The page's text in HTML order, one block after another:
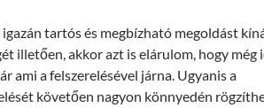
igazán tartós és megbízható megoldást
illetően, akkor azt is elárulom, hogy még
ami a felszerelésével járna. Ugyanis a
követően nagyon könnyedén